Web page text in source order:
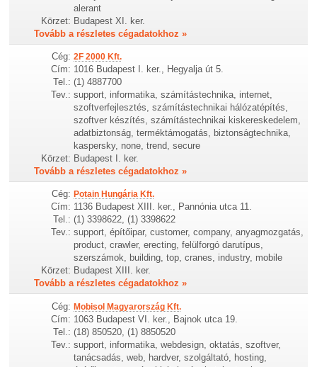
alerant
Körzet: Budapest XI. ker.
Tovább a részletes cégadatokhoz »
Cég: 2F 2000 Kft.
Cím: 1016 Budapest I. ker., Hegyalja út 5.
Tel.: (1) 4887700
Tev.: support, informatika, számítástechnika, internet,
szoftverfejlesztés, számítástechnikai hálózatépítés,
szoftver készítés, számítástechnikai kiskereskedelem,
adatbiztonság, terméktámogatás, biztonságtechnika,
kaspersky, none, trend, secure
Körzet: Budapest I. ker.
Tovább a részletes cégadatokhoz »
Cég: Potain Hungária Kft.
Cím: 1136 Budapest XIII. ker., Pannónia utca 11.
Tel.: (1) 3398622, (1) 3398622
Tev.: support, építőipar, customer, company, anyagmozgatás,
product, crawler, erecting, felülforgó darutípus,
szerszámok, building, top, cranes, industry, mobile
Körzet: Budapest XIII. ker.
Tovább a részletes cégadatokhoz »
Cég: Mobisol Magyarország Kft.
Cím: 1063 Budapest VI. ker., Bajnok utca 19.
Tel.: (18) 850520, (1) 8850520
Tev.: support, informatika, webdesign, oktatás, szoftver,
tanácsadás, web, hardver, szolgáltató, hosting,